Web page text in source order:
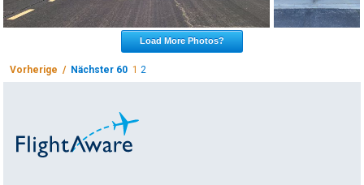
Load More Photos?
Vorherige / Nächster 60 12